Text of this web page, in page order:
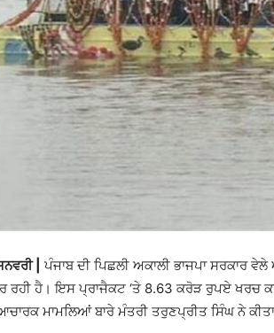
|
ਪੰਜਾਬ ਦੀ ਪਿਛਲੀ ਅਕਾਲੀ ਭਾਜਪਾ ਸਰਕਾਰ
ਰਹੀ ਹੈ। ਇਸ ਪ੍ਰਾਜੈਕਟ ‘ਤੇ 8.63 ਕਰੋੜ ਰੁਪਏ ਖਰਚ
ਮਾਮਲਿਆਂ ਬਾਰੇ ਮੰਤਰੀ ਤਰੁਣਪ੍ਰੀਤ ਸਿੰਘ ਨੇ